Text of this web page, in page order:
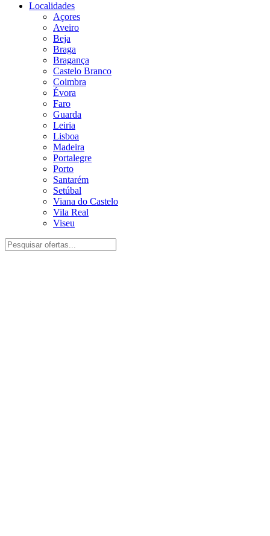
Localidades
Açores
Aveiro
Beja
Braga
Bragança
Castelo Branco
Coimbra
Évora
Faro
Guarda
Leiria
Lisboa
Madeira
Portalegre
Porto
Santarém
Setúbal
Viana do Castelo
Vila Real
Viseu